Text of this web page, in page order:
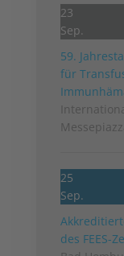
23
Sep.
59.
für
25
Sep.
des FEES-